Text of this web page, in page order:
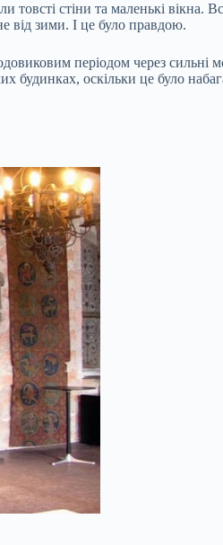
стіни та маленькі вікна.
від зими. І це було правдою.
періодом через сильні
будинках, оскільки це було